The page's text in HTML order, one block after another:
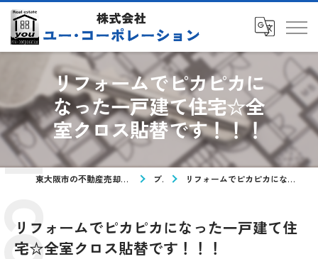
リフォームでピカピカに
なった一戸建て住宅☆全
室クロス貼替です！！！
東大阪市の不動産売却なら株式会社ユー・コーポレーション ブログ リフォームでピカピカになった一戸建て住宅☆全室クロス貼替です！！！
リフォームでピカピカになった一戸建て住
宅☆全室クロス貼替です！！！